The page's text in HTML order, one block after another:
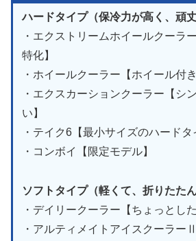
ハードタイプ（保冷力が高く、頑丈
・エクストリームホイールクーラ
特化】
・ホイールクーラー【ホイール付
・エクスカーションクーラー【シ
い】
・テイク6【最小サイズのハードタ
・コンボイ【限定モデル】
ソフトタイプ（軽くて、折りたた
・デイリークーラー【ちょっとし
・アルティメイトアイスクーラー